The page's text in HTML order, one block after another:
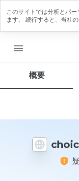
menu
概要
レビ
ウェ
このサイトでは分析とパ
ます。 続行すると、当社の